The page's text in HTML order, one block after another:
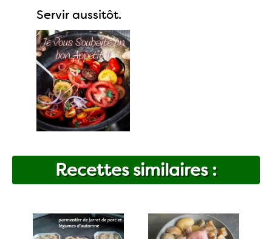
Servir aussitôt.
Recettes similaires :